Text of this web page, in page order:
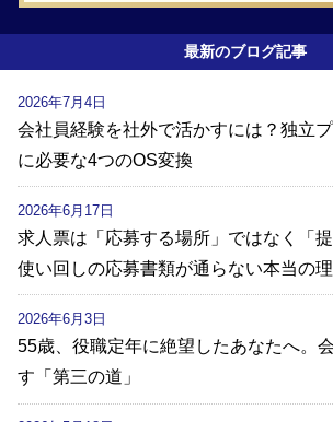
最新のブログ記事
会社員経験を社外で活かすには？独立
に必要な4つのOS変換
2026年7月4日
求人票は「応募する場所」ではなく「
使い回しの応募書類が通らない本当の
2026年6月17日
55歳、役職定年に絶望したあなたへ。
す「第三の道」
2026年6月3日